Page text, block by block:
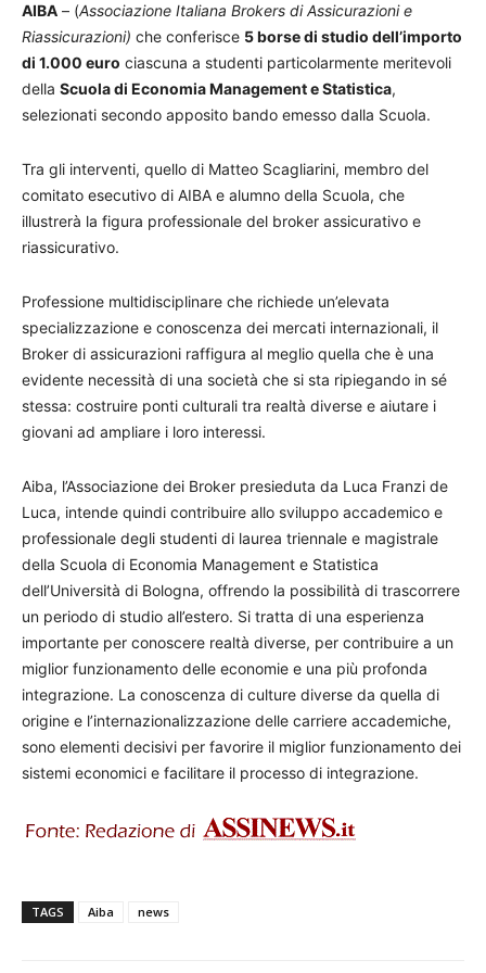
AIBA – (Associazione Italiana Brokers di Assicurazioni e
Riassicurazioni) che conferisce 5 borse di studio dell’importo
di 1.000 euro ciascuna a studenti particolarmente meritevoli
della Scuola di Economia Management e Statistica,
selezionati secondo apposito bando emesso dalla Scuola.
Tra gli interventi, quello di Matteo Scagliarini, membro del
comitato esecutivo di AIBA e alumno della Scuola, che
illustrerà la figura professionale del broker assicurativo e
riassicurativo.
Professione multidisciplinare che richiede un’elevata
specializzazione e conoscenza dei mercati internazionali, il
Broker di assicurazioni raffigura al meglio quella che è una
evidente necessità di una società che si sta ripiegando in sé
stessa: costruire ponti culturali tra realtà diverse e aiutare i
giovani ad ampliare i loro interessi.
Aiba, l’Associazione dei Broker presieduta da Luca Franzi de
Luca, intende quindi contribuire allo sviluppo accademico e
professionale degli studenti di laurea triennale e magistrale
della Scuola di Economia Management e Statistica
dell’Università di Bologna, offrendo la possibilità di trascorrere
un periodo di studio all’estero. Si tratta di una esperienza
importante per conoscere realtà diverse, per contribuire a un
miglior funzionamento delle economie e una più profonda
integrazione. La conoscenza di culture diverse da quella di
origine e l’internazionalizzazione delle carriere accademiche,
sono elementi decisivi per favorire il miglior funzionamento dei
sistemi economici e facilitare il processo di integrazione.
TAGS Aiba news